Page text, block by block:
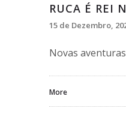
RUCA É REI
15 de Dezembro,
Novas
More